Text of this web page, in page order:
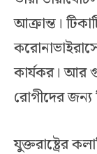
আক্রান্ত।
কার্যকর। আর
রোগীদের জন্য
যুক্তরাষ্ট্রের